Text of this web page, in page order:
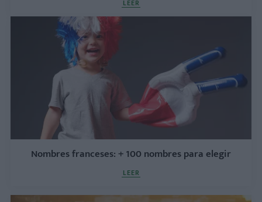
LEER
Nombres franceses: + 100 nombres para elegir
LEER